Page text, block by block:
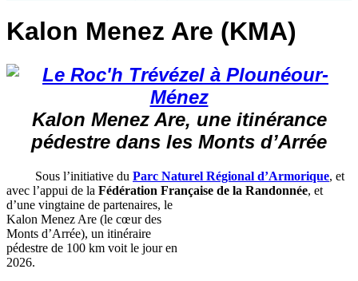
Kalon Menez Are (KMA)
Kalon Menez Are, une itinérance
pédestre dans les Monts d’Arrée
Sous l’initiative du Parc Naturel Régional d’Armorique, et
avec l’appui de la Fédération Française de la Randonnée, et
d’une vingtaine de partenaires, le
Kalon Menez Are (le cœur des
Monts d’Arrée), un itinéraire
pédestre de 100 km voit le jour en
2026.